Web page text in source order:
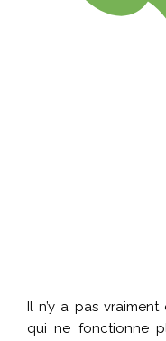
Il n’y a pas
qui ne fonctionne